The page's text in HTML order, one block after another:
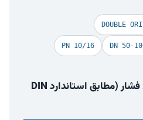
DOUBLE
DN 50-
PN 10/16
محدوده کاربرد و آزمایش فشار (مطابق استاندارد DIN